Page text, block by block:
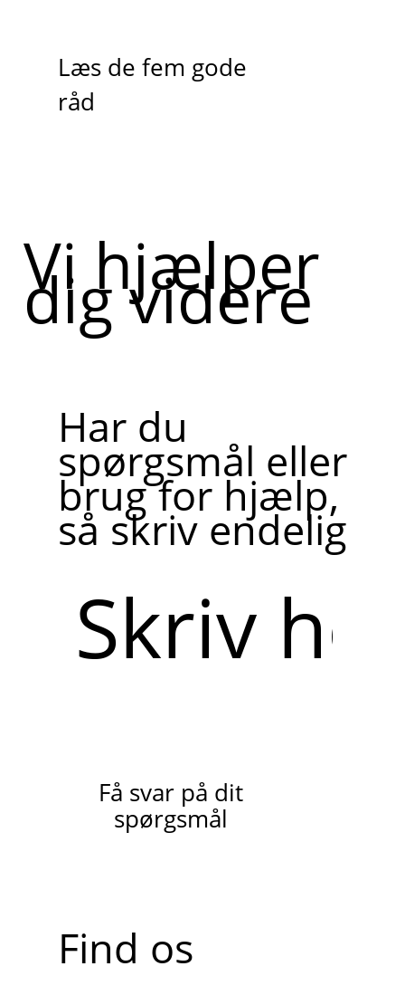
Læs de fem gode
råd
Vi hjælper
dig videre
Har du
spørgsmål eller
brug for hjælp,
så skriv endelig
her
Få svar på dit
spørgsmål
Find os